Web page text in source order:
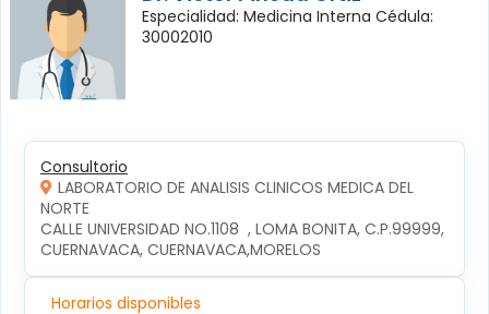
Especialidad: Medicina Interna Cédula:
30002010
Consultorio
LABORATORIO DE ANALISIS CLINICOS MEDICA DEL
NORTE
CALLE UNIVERSIDAD NO.1108  , LOMA BONITA, C.P.99999,
CUERNAVACA, CUERNAVACA,MORELOS
Horarios disponibles